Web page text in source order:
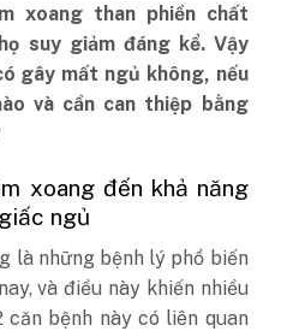
xoang than phiền chất
suy giảm đáng kể. Vậy
gây mất ngủ không, nếu
và cần can thiệp bằng
xoang đến khả năng
ngủ
là những bệnh lý phổ biến
và điều này khiến nhiều
bệnh này có liên quan